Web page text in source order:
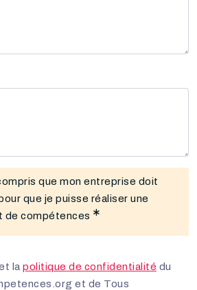
que mon entreprise doit
que je puisse réaliser une
de compétences
la politique de confidentialité du
et de Tous